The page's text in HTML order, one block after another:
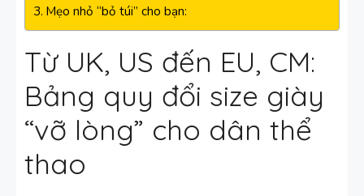
Mẹo nhỏ “bỏ túi” cho bạn:
Từ UK, US đến EU, CM:
Bảng quy đổi size giày
“vỡ lòng” cho dân thể
thao